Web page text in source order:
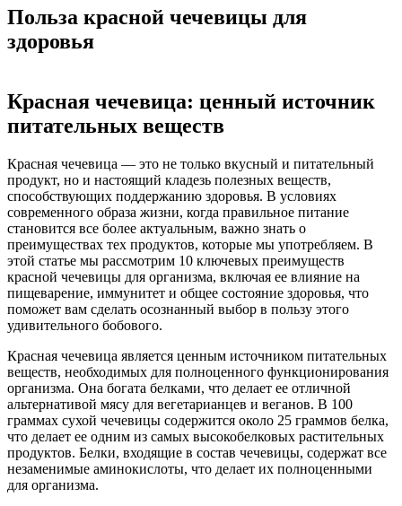
Польза красной чечевицы для
здоровья
Красная чечевица: ценный источник
питательных веществ
Красная чечевица — это не только вкусный и питательный
продукт, но и настоящий кладезь полезных веществ,
способствующих поддержанию здоровья. В условиях
современного образа жизни, когда правильное питание
становится все более актуальным, важно знать о
преимуществах тех продуктов, которые мы употребляем. В
этой статье мы рассмотрим 10 ключевых преимуществ
красной чечевицы для организма, включая ее влияние на
пищеварение, иммунитет и общее состояние здоровья, что
поможет вам сделать осознанный выбор в пользу этого
удивительного бобового.
Красная чечевица является ценным источником питательных
веществ, необходимых для полноценного функционирования
организма. Она богата белками, что делает ее отличной
альтернативой мясу для вегетарианцев и веганов. В 100
граммах сухой чечевицы содержится около 25 граммов белка,
что делает ее одним из самых высокобелковых растительных
продуктов. Белки, входящие в состав чечевицы, содержат все
незаменимые аминокислоты, что делает их полноценными
для организма.